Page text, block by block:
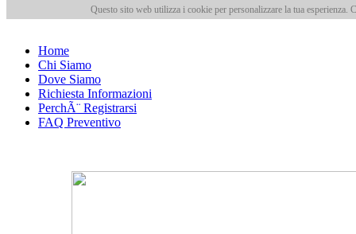
Questo sito web utilizza i cookie per personalizzare la tua
Home
Chi Siamo
Dove Siamo
Richiesta Informazioni
PerchÃ¨ Registrarsi
FAQ Preventivo